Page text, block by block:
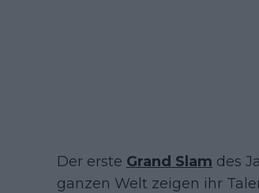
Der erste Grand Slam des
ganzen Welt zeigen ihr